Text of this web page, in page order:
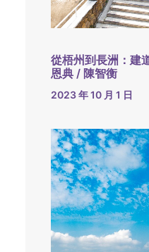
從梧州到長洲：建
恩典 / 陳智衡
2023 年 10 月 1 日